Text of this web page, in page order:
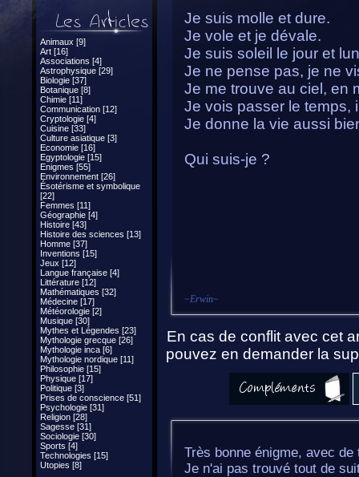
Animaux [9]
Art [16]
Associations [4]
Astrophysique [29]
Biologie [37]
Botanique [8]
Chimie [11]
Communication [12]
Cryptologie [4]
Cuisine [33]
Culture asiatique [3]
Economie [16]
Egyptologie [15]
Enigmes [55]
Environnement [26]
Ésotérisme et symbolique
[22]
Femmes [11]
Géographie [4]
Histoire [43]
Histoire des sciences [13]
Homme [37]
Inventions [15]
Jeux [12]
Langue française [4]
Littérature [12]
Mathématiques [32]
Médecine [17]
Météorologie [2]
Musique [30]
Mythes et Légendes [23]
Mythologie grecque [26]
Mythologie inca [6]
Mythologie nordique [11]
Philosophie [15]
Physique [17]
Politique [3]
Prises de conscience [51]
Psychologie [31]
Religion [28]
Sagesse [31]
Sociologie [30]
Sports [4]
Technologies [15]
Utopies [8]
Je suis molle et dure.
Je vole et je dévale.
Je suis soleil le jour et
Je ne pense pas, je ne
Je me trouve au ciel, en
Je vois passer le temps,
Je donne la vie aussi
Qui suis-je ?
~Erwin~
En cas de conflit avec cet
pouvez en demander la
Très bonne énigme, avec
Je n'ai pas trouvé tout de